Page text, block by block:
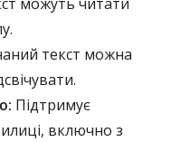
текст можна
Підтримує
включно з